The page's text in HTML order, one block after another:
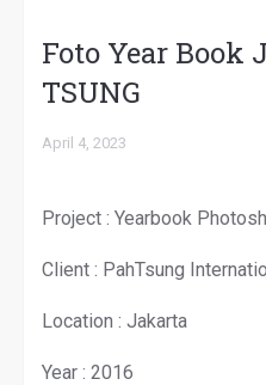
Foto Year Book
TSUNG
April 4, 2023
Project : Yearbook
Client : PahTsung
Location : Jakarta
Year : 2016